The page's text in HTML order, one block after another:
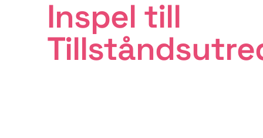
Inspel till